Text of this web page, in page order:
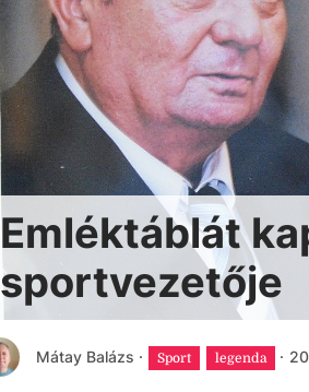
Emléktáblát
sportvezetője
Mátay Balázs · Sport legenda ·